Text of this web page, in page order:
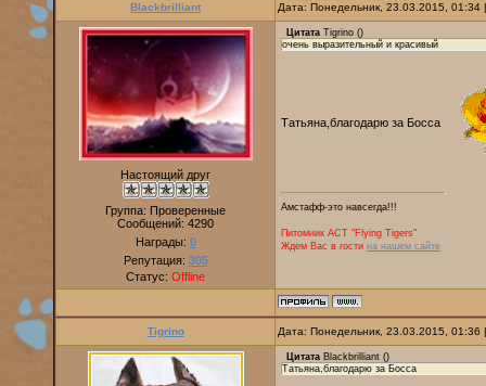
Blackbrilliant Дата: Понедельник, 23.03.2015,
Настоящий друг
Группа: Проверенные
Сообщений: 4290
Награды: 0
Репутация: 305
Статус: Offline
Цитата Tigrino ()
очень выразительный и красивый
Татьяна,благодарю за Босса
Амстафф-это навсегда!!!
Питомник AСТ "Flying Tigers"
Ждем Вас в гости на нашем сайте
Tigrino Дата: Понедельник, 23.03.2015,
Цитата Blackbrilliant ()
Татьяна,благодарю за Босса